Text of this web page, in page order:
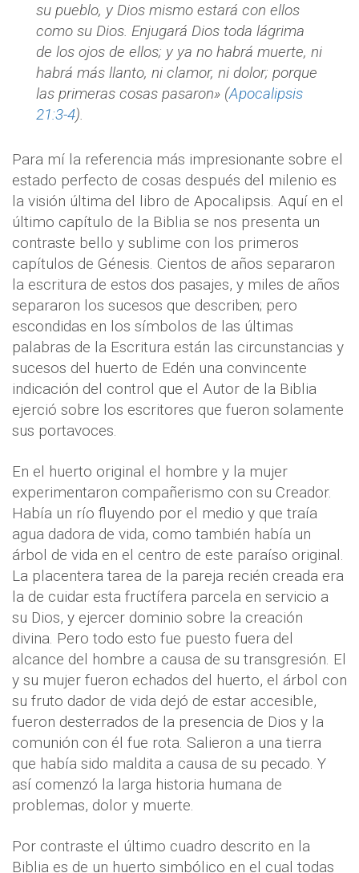
su pueblo, y Dios mismo estará con ellos
como su Dios. Enjugará Dios toda lágrima
de los ojos de ellos; y ya no habrá muerte, ni
habrá más llanto, ni clamor, ni dolor; porque
las primeras cosas pasaron» (Apocalipsis
21:3-4).
Para mí la referencia más impresionante sobre el
estado perfecto de cosas después del milenio es
la visión última del libro de Apocalipsis. Aquí en el
último capítulo de la Biblia se nos presenta un
contraste bello y sublime con los primeros
capítulos de Génesis. Cientos de años separaron
la escritura de estos dos pasajes, y miles de años
separaron los sucesos que describen; pero
escondidas en los símbolos de las últimas
palabras de la Escritura están las circunstancias y
sucesos del huerto de Edén una convincente
indicación del control que el Autor de la Biblia
ejerció sobre los escritores que fueron solamente
sus portavoces.
En el huerto original el hombre y la mujer
experimentaron compañerismo con su Creador.
Había un río fluyendo por el medio y que traía
agua dadora de vida, como también había un
árbol de vida en el centro de este paraíso original.
La placentera tarea de la pareja recién creada era
la de cuidar esta fructífera parcela en servicio a
su Dios, y ejercer dominio sobre la creación
divina. Pero todo esto fue puesto fuera del
alcance del hombre a causa de su transgresión. El
y su mujer fueron echados del huerto, el árbol con
su fruto dador de vida dejó de estar accesible,
fueron desterrados de la presencia de Dios y la
comunión con él fue rota. Salieron a una tierra
que había sido maldita a causa de su pecado. Y
así comenzó la larga historia humana de
problemas, dolor y muerte.
Por contraste el último cuadro descrito en la
Biblia es de un huerto simbólico en el cual todas